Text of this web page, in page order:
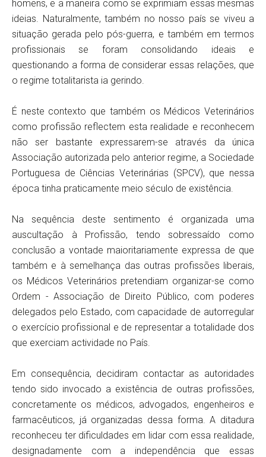
homens, e a maneira como se exprimiam essas mesmas
ideias. Naturalmente, também no nosso país se viveu a
situação gerada pelo pós-guerra, e também em termos
profissionais se foram consolidando ideais e
questionando a forma de considerar essas relações, que
o regime totalitarista ia gerindo.
É neste contexto que também os Médicos Veterinários
como profissão reflectem esta realidade e reconhecem
não ser bastante expressarem-se através da única
Associação autorizada pelo anterior regime, a Sociedade
Portuguesa de Ciências Veterinárias (SPCV), que nessa
época tinha praticamente meio século de existência.
Na sequência deste sentimento é organizada uma
auscultação à Profissão, tendo sobressaído como
conclusão a vontade maioritariamente expressa de que
também e à semelhança das outras profissões liberais,
os Médicos Veterinários pretendiam organizar-se como
Ordem - Associação de Direito Público, com poderes
delegados pelo Estado, com capacidade de autorregular
o exercício profissional e de representar a totalidade dos
que exerciam actividade no País.
Em consequência, decidiram contactar as autoridades
tendo sido invocado a existência de outras profissões,
concretamente os médicos, advogados, engenheiros e
farmacêuticos, já organizadas dessa forma. A ditadura
reconheceu ter dificuldades em lidar com essa realidade,
designadamente com a independência que essas